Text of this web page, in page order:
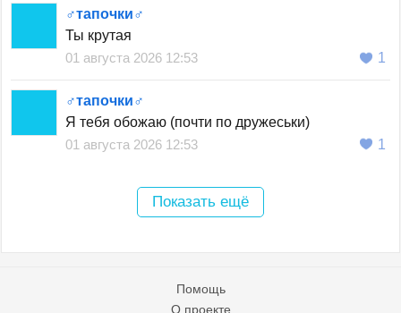
♂тапочки♂
Ты крутая
01 августа 2026 12:53
1
♂тапочки♂
Я тебя обожаю (почти по дружеськи)
01 августа 2026 12:53
1
Показать ещё
Помощь
О проекте